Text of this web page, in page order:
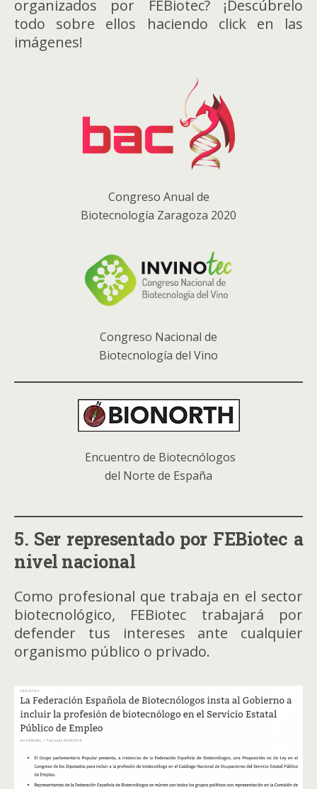
organizados por FEBiotec? ¡Descúbrelo
todo sobre ellos haciendo click en las
imágenes!
Congreso Anual de
Biotecnología Zaragoza 2020
Congreso Nacional de
Biotecnología del Vino
Encuentro de Biotecnólogos
del Norte de España
5. Ser representado por FEBiotec a
nivel nacional
Como profesional que trabaja en el sector
biotecnológico, FEBiotec trabajará por
defender tus intereses ante cualquier
organismo público o privado.